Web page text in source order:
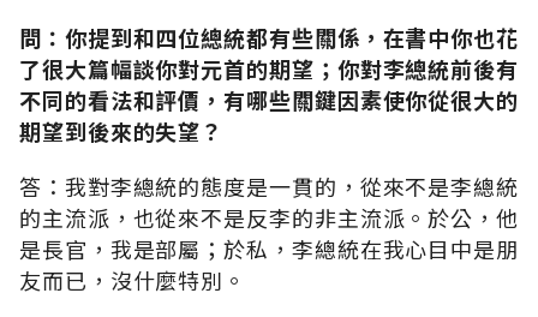
問：你提到和四位總統都有些關係，在書中你也花
了很大篇幅談你對元首的期望；你對李總統前後有
不同的看法和評價，有哪些關鍵因素使你從很大的
期望到後來的失望？
答：我對李總統的態度是一貫的，從來不是李總統
的主流派，也從來不是反李的非主流派。於公，他
是長官，我是部屬；於私，李總統在我心目中是朋
友而已，沒什麼特別。